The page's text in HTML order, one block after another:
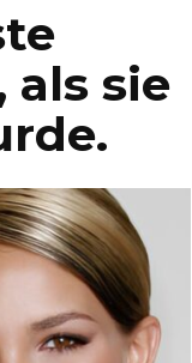
als sie